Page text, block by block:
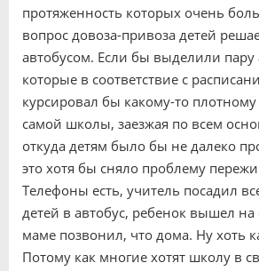
протяженность которых очень
вопрос довоза-привоза детей
автобусом. Если бы выделили пару
которые в соответствие с
курсировал бы какому-то
самой школы, заезжая по всем
откуда детям было бы не далеко
это хотя бы сняло проблему
Телефоны есть, учитель посадил
детей в автобус, ребенок вышел на
маме позвонил, что дома. Ну хоть
Потому как многие хотят школу в